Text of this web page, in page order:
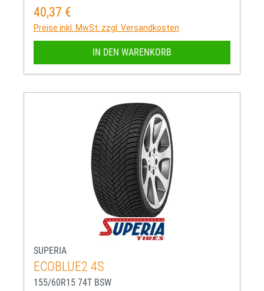
Regulärer Preis:
40,37 €
Preise inkl. MwSt. zzgl. Versandkosten
IN DEN WARENKORB
SUPERIA
ECOBLUE2 4S
155/60R15 74T BSW